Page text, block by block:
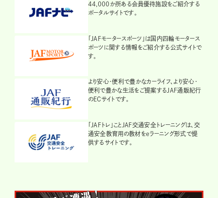
44,000か所ある会員優待施設をご紹介する
ポータルサイトです。
「JAFモータースポーツ」は国内四輪モータース
ポーツに関する情報をご紹介する公式サイトで
す。
より安心・便利で豊かなカーライフ、より安心・
便利で豊かな生活をご提案するJAF通販紀行
のECサイトです。
「JAFトレ」ことJAF交通安全トレーニングは、交
通安全教育用の教材をeラーニング形式で提
供するサイトです。